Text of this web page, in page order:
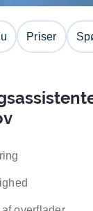
Priser